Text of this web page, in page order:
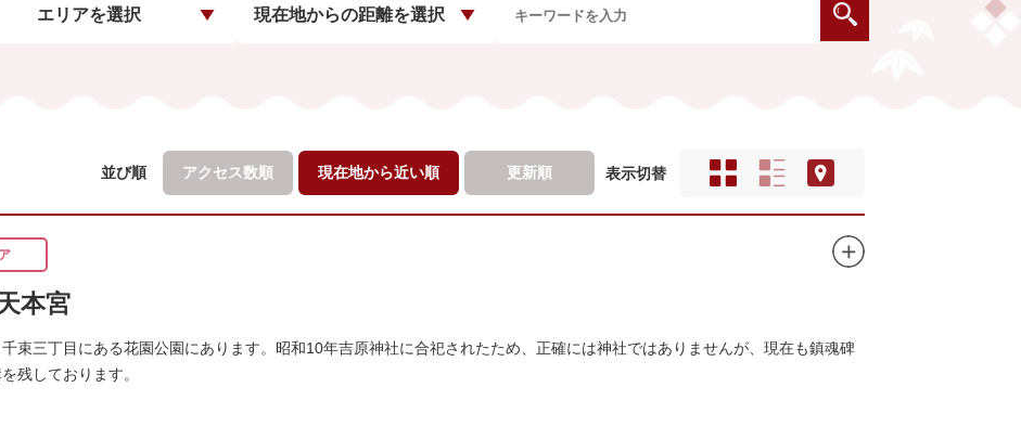
エリアを選択 現在地からの距離を選択
並び順 アクセス数順 現在地から近い順 更新順 表示切替
本宮
束三丁目にある花園公園にあります。昭和10年吉原神社に合祀されたため、正確には神社ではありませんが、現在も鎮魂碑
残しております。